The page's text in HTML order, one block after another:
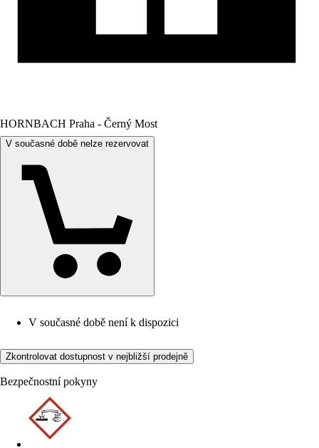
HORNBACH Praha - Černý Most
V současné době nelze rezervovat
V současné době není k dispozici
Zkontrolovat dostupnost v nejbližší prodejně
Bezpečnostní pokyny